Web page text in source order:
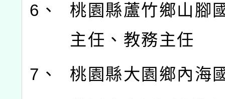
6、
桃園縣蘆竹鄉山腳
主任、教務主任
7、
桃園縣大園鄉內海